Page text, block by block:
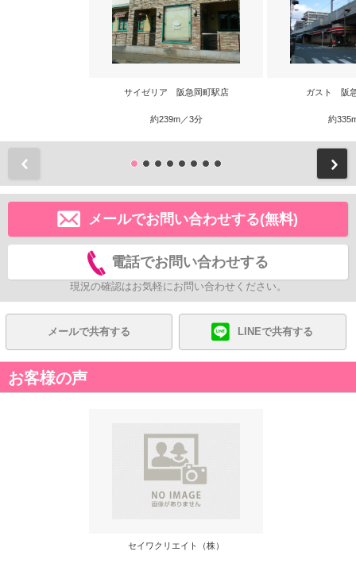
サイゼリア 阪急岡町駅店
約239m／3分
ガスト 阪
約
メールでお問い合わせする(無料)
電話でお問い合わせする
現況の確認はお気軽にお問い合わせください。
メールで共有する LINEで共有する
お客様の声
セイワクリエイト（株）